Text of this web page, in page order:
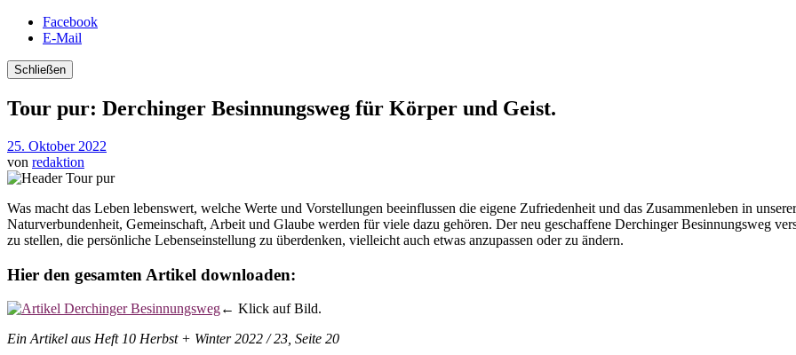
Facebook
E-Mail
Schließen
Tour pur: Derchinger Besinnungsweg für Körper und Geist.
25. Oktober 2022
von redaktion
Was macht das Leben lebenswert, welche Werte und Vorstellungen beeinflussen die eigene Zufriedenheit und das Zusammenleben in
Naturverbundenheit, Gemeinschaft, Arbeit und Glaube werden für viele dazu gehören. Der neu geschaffene Derchinger Besinnungsweg
zu stellen, die persönliche Lebenseinstellung zu überdenken, vielleicht auch etwas anzupassen oder zu ändern.
Hier den gesamten Artikel downloaden:
← Klick auf Bild.
Ein Artikel aus Heft 10 Herbst + Winter 2022 / 23, Seite 20